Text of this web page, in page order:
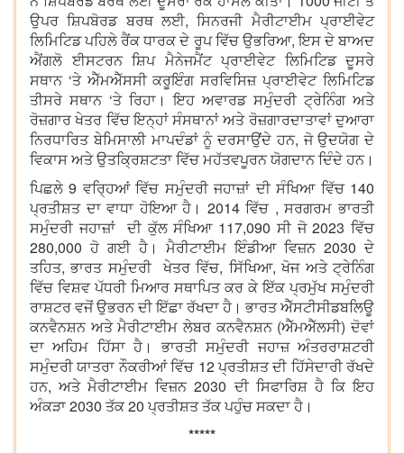
ਉਪਰ ਸ਼ਿਪਬੋਰਡ ਬਰਥ ਲਈ, ਸਿਨਰਜੀ ਮੈਰੀਟਾਈਮ ਪ੍ਰਾਈਵੇਟ
ਲਿਮਿਟਿਡ ਪਹਿਲੇ ਰੈਂਕ ਧਾਰਕ ਦੇ ਰੂਪ ਵਿੱਚ ਉਭਰਿਆ, ਇਸ ਦੇ ਬਾਅਦ
ਐਂਗਲੋ ਈਸਟਰਨ ਸ਼ਿਪ ਮੈਨੇਜਮੈਂਟ ਪ੍ਰਾਈਵੇਟ ਲਿਮਿਟਿਡ ਦੂਸਰੇ
ਸਥਾਨ ‘ਤੇ ਐੱਮਐੱਸਸੀ ਕਰੂਇੰਗ ਸਰਵਿਸਿਜ਼ ਪ੍ਰਾਈਵੇਟ ਲਿਮਿਟਿਡ
ਤੀਸਰੇ ਸਥਾਨ ‘ਤੇ ਰਿਹਾ। ਇਹ ਅਵਾਰਡ ਸਮੁੰਦਰੀ ਟ੍ਰੇਨਿੰਗ ਅਤੇ
ਰੋਜ਼ਗਾਰ ਖੇਤਰ ਵਿੱਚ ਇਨ੍ਹਾਂ ਸੰਸਥਾਨਾਂ ਅਤੇ ਰੋਜ਼ਗਾਰਦਾਤਾਵਾਂ ਦੁਆਰਾ
ਨਿਰਧਾਰਿਤ ਬੇਮਿਸਾਲੀ ਮਾਪਦੰਡਾਂ ਨੂੰ ਦਰਸਾਉਂਦੇ ਹਨ, ਜੋ ਉਦਯੋਗ ਦੇ
ਵਿਕਾਸ ਅਤੇ ਉਤਕ੍ਰਿਸ਼ਟਤਾ ਵਿੱਚ ਮਹੱਤਵਪੂਰਨ ਯੋਗਦਾਨ ਦਿੰਦੇ ਹਨ।
ਪਿਛਲੇ 9 ਵਰ੍ਹਿਆਂ ਵਿੱਚ ਸਮੁੰਦਰੀ ਜਹਾਜ਼ਾਂ ਦੀ ਸੰਖਿਆ ਵਿੱਚ 140
ਪ੍ਰਤੀਸ਼ਤ ਦਾ ਵਾਧਾ ਹੋਇਆ ਹੈ। 2014 ਵਿੱਚ , ਸਰਗਰਮ ਭਾਰਤੀ
ਸਮੁੰਦਰੀ ਜਹਾਜ਼ਾਂ ਦੀ ਕੁੱਲ ਸੰਖਿਆ 117,090 ਸੀ ਜੋ 2023 ਵਿੱਚ
280,000 ਹੋ ਗਈ ਹੈ। ਮੈਰੀਟਾਈਮ ਇੰਡੀਆ ਵਿਜ਼ਨ 2030 ਦੇ
ਤਹਿਤ, ਭਾਰਤ ਸਮੁੰਦਰੀ ਖੇਤਰ ਵਿੱਚ, ਸਿੱਖਿਆ, ਖੋਜ ਅਤੇ ਟ੍ਰੇਨਿੰਗ
ਵਿੱਚ ਵਿਸ਼ਵ ਪੱਧਰੀ ਮਿਆਰ ਸਥਾਪਿਤ ਕਰ ਕੇ ਇੱਕ ਪ੍ਰਮੁੱਖ ਸਮੁੰਦਰੀ
ਰਾਸ਼ਟਰ ਵਜੋਂ ਉਭਰਨ ਦੀ ਇੱਛਾ ਰੱਖਦਾ ਹੈ। ਭਾਰਤ ਐੱਸਟੀਸੀਡਬਲਿਊ
ਕਨਵੈਨਸ਼ਨ ਅਤੇ ਮੈਰੀਟਾਈਮ ਲੇਬਰ ਕਨਵੈਨਸ਼ਨ (ਐੱਮਐੱਲਸੀ) ਦੋਵਾਂ
ਦਾ ਅਹਿਮ ਹਿੱਸਾ ਹੈ। ਭਾਰਤੀ ਸਮੁੰਦਰੀ ਜਹਾਜ਼ ਅੰਤਰਰਾਸ਼ਟਰੀ
ਸਮੁੰਦਰੀ ਯਾਤਰਾ ਨੌਕਰੀਆਂ ਵਿੱਚ 12 ਪ੍ਰਤੀਸ਼ਤ ਦੀ ਹਿੱਸੇਦਾਰੀ ਰੱਖਦੇ
ਹਨ, ਅਤੇ ਮੈਰੀਟਾਈਮ ਵਿਜ਼ਨ 2030 ਦੀ ਸਿਫਾਰਿਸ਼ ਹੈ ਕਿ ਇਹ
ਅੰਕੜਾ 2030 ਤੱਕ 20 ਪ੍ਰਤੀਸ਼ਤ ਤੱਕ ਪਹੁੰਚ ਸਕਦਾ ਹੈ।
*****